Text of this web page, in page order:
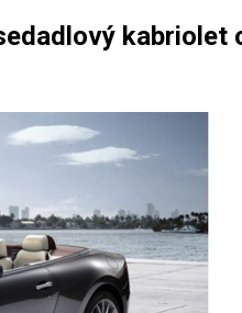
kabriolet